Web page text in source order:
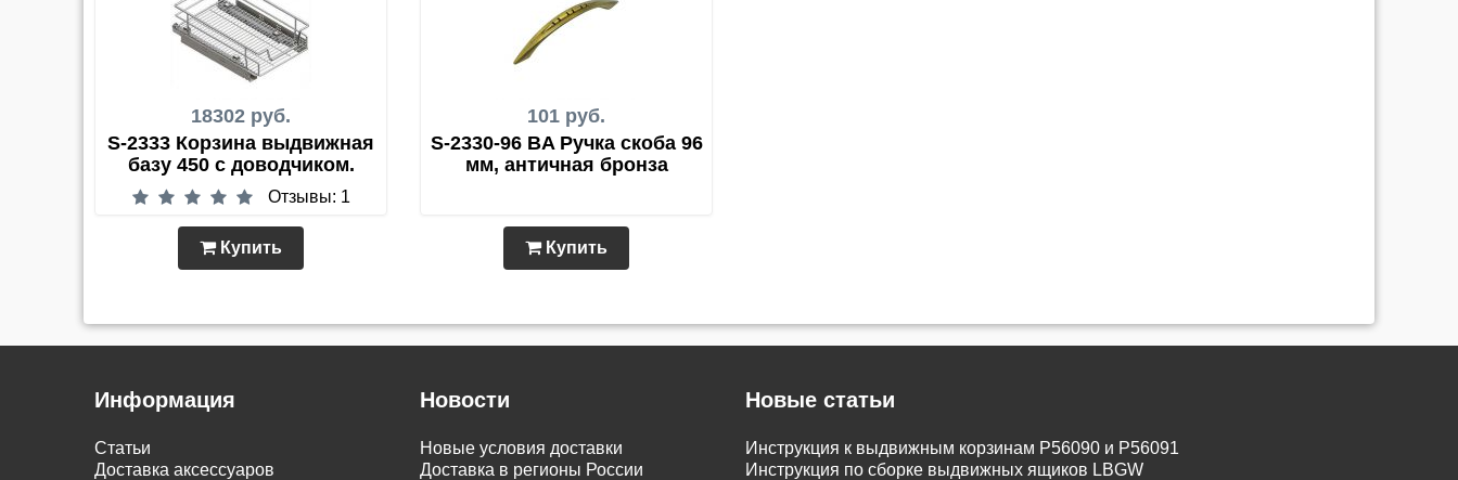
18302 руб.
S-2333 Корзина выдвижная
базу 450 с доводчиком.
Отзывы: 1
Купить
101 руб.
S-2330-96 BA Ручка скоба 96
мм, античная бронза
Купить
Информация
Статьи
Доставка аксессуаров
Новости
Новые условия доставки
Доставка в регионы России
Новые статьи
Инструкция к выдвижным корзинам P56090 и P56091
Инструкция по сборке выдвижных ящиков LBGW